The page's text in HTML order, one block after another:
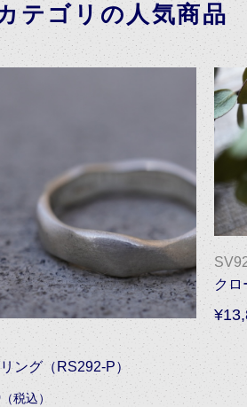
テゴリの人気商品
ング（RS292-P）
（税込）
クロ